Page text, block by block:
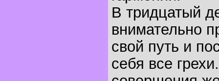
В тридцатый
внимательно
свой путь и
себя все